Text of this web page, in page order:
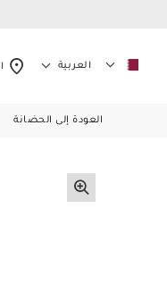
العربية
العودة إلى الحضانة